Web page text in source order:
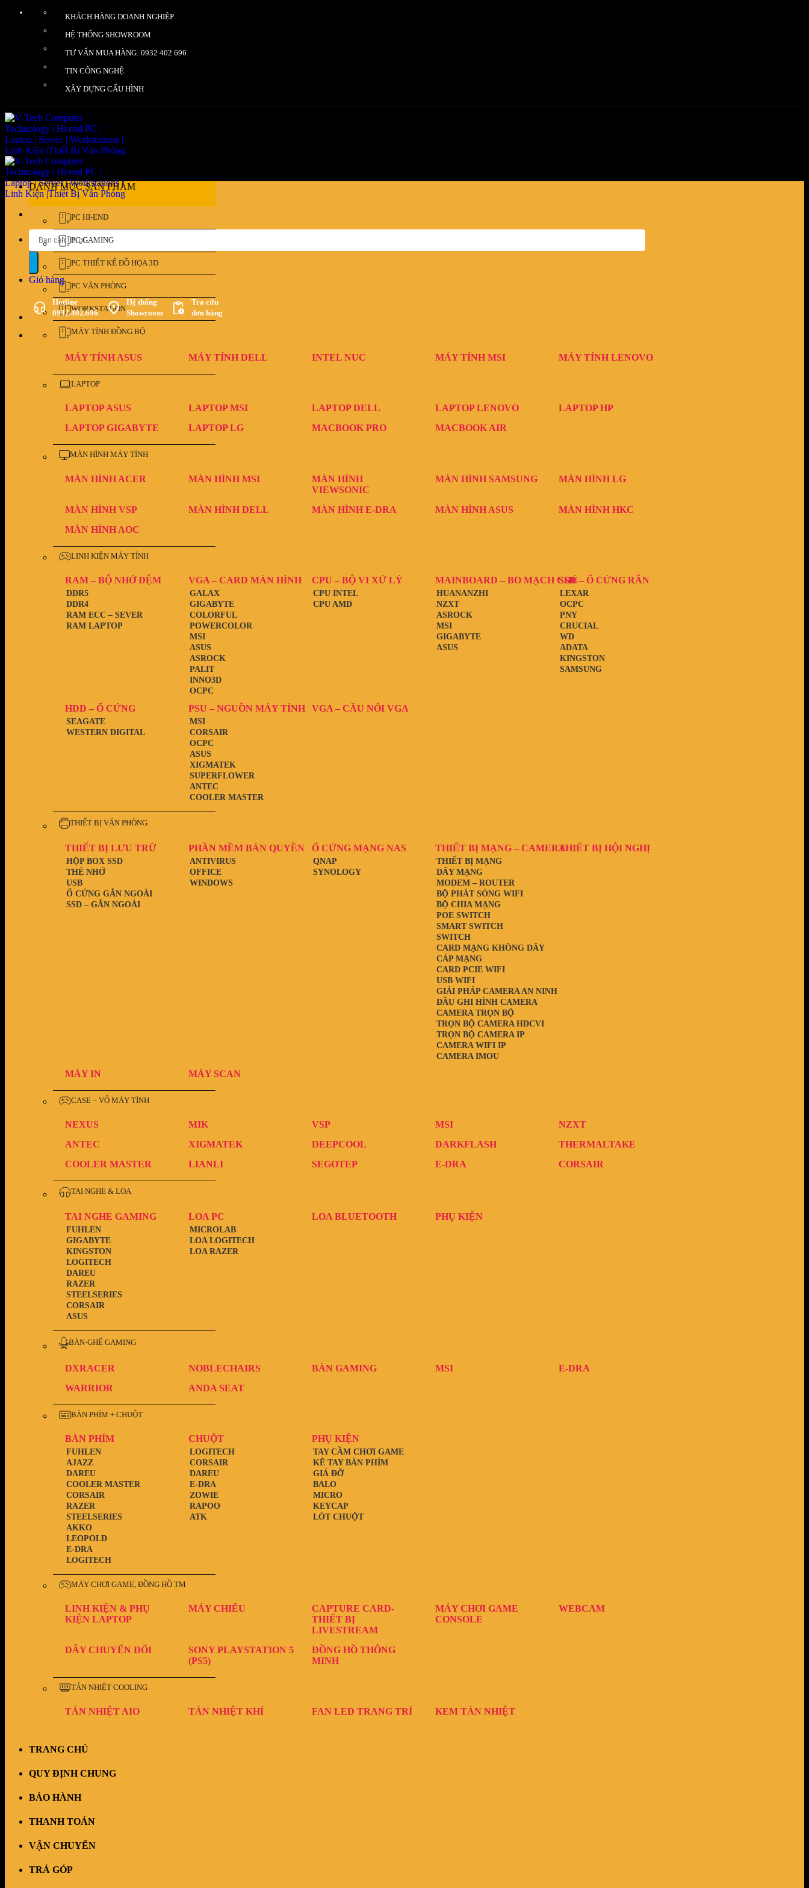
KHÁCH HÀNG DOANH NGHIỆP
HỆ THỐNG SHOWROOM
TƯ VẤN MUA HÀNG: 0932 402 696
TIN CÔNG NGHỆ
XÂY DỰNG CẤU HÌNH
Tìm
kiếm:
Giỏ hàng
Hotline
0932.402.696
Hệ thống
Showroom
Tra cứu
đơn hàng
DANH MỤC SẢN PHẨM
PC HI-END
PC GAMING
PC THIẾT KẾ ĐỒ HỌA 3D
PC VĂN PHÒNG
WORKSTATION
MÁY TÍNH ĐỒNG BỘ
MÁY TÍNH ASUS MÁY TÍNH DELL INTEL NUC MÁY TÍNH MSI MÁY TÍNH LENOVO
LAPTOP
LAPTOP ASUS LAPTOP MSI LAPTOP DELL LAPTOP LENOVO
LAPTOP HP
LAPTOP GIGABYTE
LAPTOP LG MACBOOK PRO MACBOOK AIR
MÀN HÌNH MÁY TÍNH
MÀN HÌNH ACER MÀN HÌNH MSI
MÀN HÌNH
VIEWSONIC
MÀN HÌNH SAMSUNG MÀN HÌNH LG
MÀN HÌNH VSP MÀN HÌNH DELL MÀN HÌNH E-DRA MÀN HÌNH ASUS
MÀN HÌNH HKC
MÀN HÌNH AOC
LINH KIỆN MÁY TÍNH
RAM – BỘ NHỚ ĐỆM
RAM LAPTOP
RAM ECC – SEVER
DDR4
DDR5
VGA – CARD MÀN HÌNH
OCPC
INNO3D
PALIT
ASROCK
ASUS
MSI
POWERCOLOR
COLORFUL
GIGABYTE
GALAX
CPU – BỘ VI XỬ LÝ
CPU AMD
CPU INTEL
MAINBOARD – BO MẠCH CHỦ
ASUS
GIGABYTE
MSI
ASROCK
NZXT
HUANANZHI
SSD – Ổ CỨNG RẮN
SAMSUNG
KINGSTON
ADATA
WD
CRUCIAL
PNY
OCPC
LEXAR
HDD – Ổ CỨNG
WESTERN DIGITAL
SEAGATE
PSU – NGUỒN MÁY TÍNH
COOLER MASTER
ANTEC
SUPERFLOWER
XIGMATEK
ASUS
OCPC
CORSAIR
MSI
VGA – CẦU NỐI VGA
THIẾT BỊ VĂN PHÒNG
THIẾT BỊ LƯU TRỮ
SSD – GẮN NGOÀI
Ổ CỨNG GẮN NGOÀI
USB
THẺ NHỚ
HỘP BOX SSD
PHẦN MỀM BẢN QUYỀN
WINDOWS
OFFICE
ANTIVIRUS
Ổ CỨNG MẠNG NAS
SYNOLOGY
QNAP
THIẾT BỊ MẠNG – CAMERA
GIẢI PHÁP CAMERA AN NINH
CAMERA WIFI IP
CAMERA IMOU
CAMERA TRỌN BỘ
TRỌN BỘ CAMERA IP
TRỌN BỘ CAMERA HDCVI
ĐẦU GHI HÌNH CAMERA
THIẾT BỊ MẠNG
CARD MẠNG KHÔNG DÂY
USB WIFI
CARD PCIE WIFI
CÁP MẠNG
BỘ CHIA MẠNG
SWITCH
SMART SWITCH
POE SWITCH
BỘ PHÁT SÓNG WIFI
MODEM – ROUTER
DÂY MẠNG
THIẾT BỊ HỘI NGHỊ
MÁY IN MÁY SCAN
CASE – VỎ MÁY TÍNH
NEXUS MIK VSP MSI
NZXT
ANTEC
XIGMATEK DEEPCOOL DARKFLASH
THERMALTAKE
COOLER MASTER
LIANLI SEGOTEP E-DRA CORSAIR
TAI NGHE & LOA
TAI NGHE GAMING
ASUS
CORSAIR
STEELSERIES
RAZER
DAREU
LOGITECH
KINGSTON
GIGABYTE
FUHLEN
LOA PC
LOA RAZER
LOA LOGITECH
MICROLAB
LOA BLUETOOTH PHỤ KIỆN
BÀN-GHẾ GAMING
DXRACER NOBLECHAIRS BÀN GAMING MSI
E-DRA
WARRIOR
ANDA SEAT
BÀN PHÍM + CHUỘT
BÀN PHÍM
LOGITECH
E-DRA
LEOPOLD
AKKO
STEELSERIES
RAZER
CORSAIR
COOLER MASTER
DAREU
AJAZZ
FUHLEN
CHUỘT
ATK
RAPOO
ZOWIE
E-DRA
DAREU
CORSAIR
LOGITECH
PHỤ KIỆN
LÓT CHUỘT
KEYCAP
MICRO
BALO
GIÁ ĐỠ
KÊ TAY BÀN PHÍM
TAY CẦM CHƠI GAME
MÁY CHƠI GAME, ĐỒNG HỒ TM
LINH KIỆN & PHỤ
KIỆN LAPTOP
MÁY CHIẾU
CAPTURE CARD-
THIẾT BỊ
LIVESTREAM
MÁY CHƠI GAME
CONSOLE
WEBCAM
DÂY CHUYỂN ĐỔI
SONY PLAYSTATION 5
(PS5)
ĐỒNG HỒ THÔNG
MINH
TẢN NHIỆT COOLING
TẢN NHIỆT AIO TẢN NHIỆT KHÍ FAN LED TRANG TRÍ KEM TẢN NHIỆT
TRANG CHỦ
QUY ĐỊNH CHUNG
BẢO HÀNH
THANH TOÁN
VẬN CHUYỂN
TRẢ GÓP